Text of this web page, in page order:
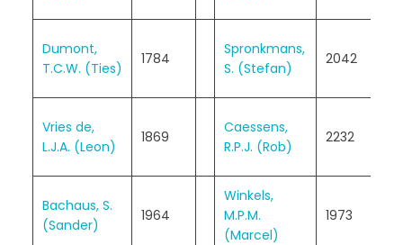
Dumont,
T.C.W. (Ties)
1784
Spronkmans,
S. (Stefan)
2042
Vries de,
L.J.A. (Leon)
1869
Caessens,
R.P.J. (Rob)
2232
Bachaus, S.
(Sander)
1964
Winkels,
M.P.M.
(Marcel)
1973